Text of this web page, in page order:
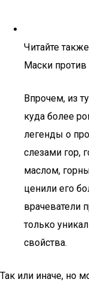
Читайте
Маски
Впрочем, из
куда более
легенды о
слезами гор,
маслом,
ценили его
врачеватели
только
свойства.
Так или иначе, но